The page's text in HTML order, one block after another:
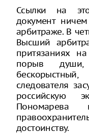
Ссылки на
документ
арбитраже. В
Высший
притязаниях
порыв
следователя
российскую
достоинству.